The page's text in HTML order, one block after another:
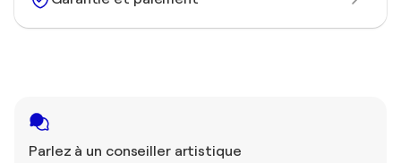
Parlez à un conseiller artistique